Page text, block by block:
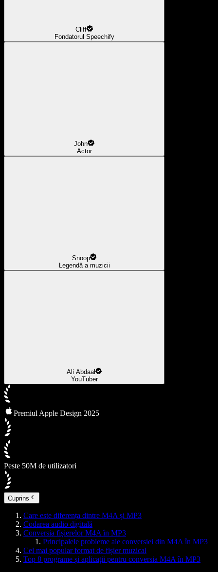
Cliff
Fondatorul Speechify
John
Actor
Snoop
Legendă a muzicii
Ali Abdaal
YouTuber
Premiul Apple Design 2025
Peste 50M de utilizatori
Cuprins
Care este diferența dintre M4A și MP3
Codarea audio digitală
Conversia fișierelor M4A în MP3
Principalele probleme ale conversiei din M4A în MP3
Cel mai popular format de fișier muzical
Top 8 programe și aplicații pentru conversia M4A în MP3